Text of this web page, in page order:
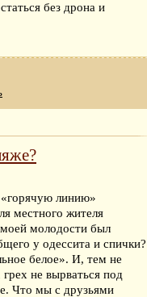
без дрона и
линию»
местного жителя
молодости был
у одессита и спички?
белое». И, тем не
не вырваться под
Что мы с друзьями